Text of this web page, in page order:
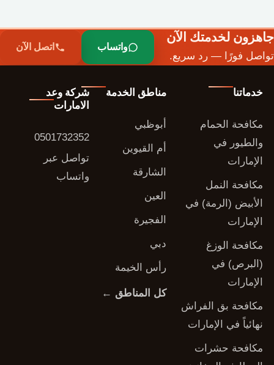
جاهزون لخدمتك الآن
تواصل فورًا — رد سريع.
واتساب اتصل الآن
خدماتنا
مكافحة الحمام
والطيور في
الإمارات
مكافحة النمل
الأبيض (الرمة) في
الإمارات
مكافحة الوزغ
(البرص) في
الإمارات
مكافحة بق الفراش
نهائياً في الإمارات
مكافحة حشرات
مناطق الخدمة
أبوظبي
أم القيوين
الشارقة
العين
الفجيرة
دبي
رأس الخيمة
كل المناطق ←
شركة وعد
الامارات
0501732352
تواصل عبر
واتساب